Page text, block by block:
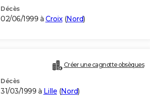
Décès
02/06/1999 à Croix(Nord)
Créer une cagnotte obsèques
Décès
31/03/1999 à Lille (Nord)